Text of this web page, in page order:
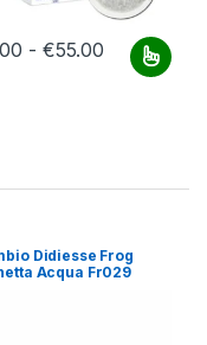
da €11.50 a €280.00
possono essere
- €55.00Fascia di
prodotto ha più
Didiesse Frog
Acqua Fr029